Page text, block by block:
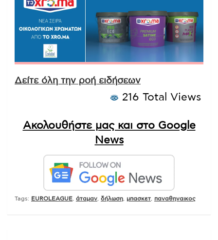
Δείτε όλη την ροή ειδήσεων
216 Total Views
Ακολουθήστε μας και στο Google
News
Tags: EUROLEAGUE άταμαν δήλωση μπασκετ παναθηναικος